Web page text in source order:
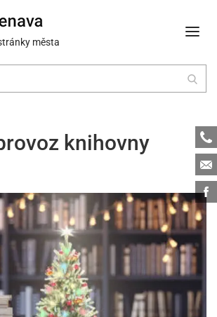
města
knihovny